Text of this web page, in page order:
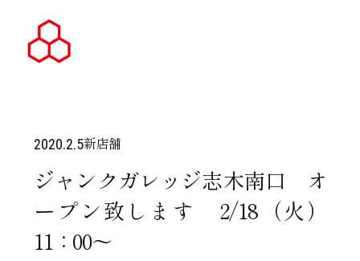
2020.2.5新店舗
ジャンクガレッジ志木南口 オ
ープン致します 2/18（火）
11：00～